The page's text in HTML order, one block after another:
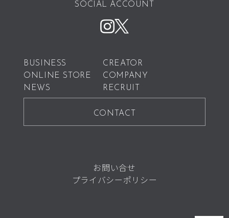
SOCIAL ACCOUNT
BUSINESS
CREATOR
ONLINE STORE
COMPANY
NEWS
RECRUIT
CONTACT
お問い合せ
プライバシーポリシー